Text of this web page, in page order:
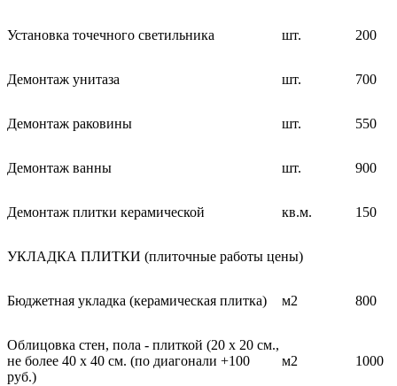
Установка точечного светильника шт. 200
Демонтаж унитаза шт. 700
Демонтаж раковины шт. 550
Демонтаж ванны шт. 900
Демонтаж плитки керамической кв.м. 150
УКЛАДКА ПЛИТКИ (плиточные работы цены)
Бюджетная укладка (керамическая плитка) м2 800
Облицовка стен, пола - плиткой (20 х 20 см.,
не более 40 х 40 см. (по диагонали +100
руб.)
м2 1000